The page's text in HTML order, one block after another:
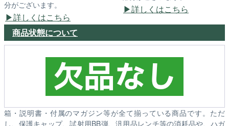
分がございます。
詳しくはこちら
詳しくはこちら
商品状態について
箱・説明書・付属のマガジン等が全て揃っている商品です。ただ
し、保護キャップ、試射用BB弾、汎用品レンチ等の消耗品や、ハガ